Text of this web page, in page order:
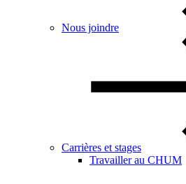
Nous joindre
Carrières et stages
Travailler au CHUM